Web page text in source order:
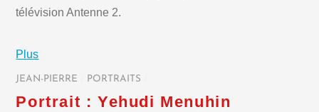
télévision Antenne 2.
Plus
JEAN-PIERRE PORTRAITS
Portrait : Yehudi Menuhin